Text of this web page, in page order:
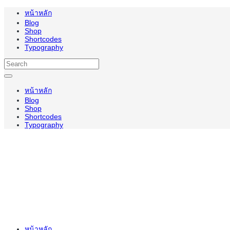
หน้าหลัก
Blog
Shop
Shortcodes
Typography
หน้าหลัก
Blog
Shop
Shortcodes
Typography